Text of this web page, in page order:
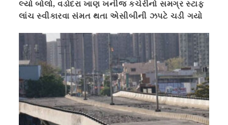
લ્યો બોલો, વડોદરા ખાણ ખનીજ કચેરીનો સમગ્ર સ્ટાફ
લાંચ સ્વીકારવા સંમત થતા એસીબીની ઝપટે ચડી ગયો